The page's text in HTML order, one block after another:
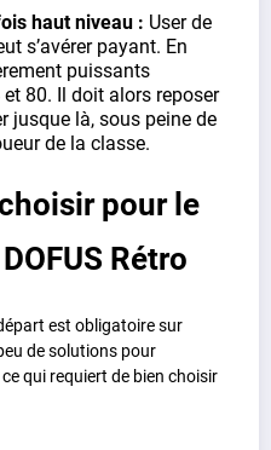
haut niveau : User de
s’avérer payant. En
puissants
80. Il doit alors reposer
jusque là, sous peine de
de la classe.
pour le
Rétro
est obligatoire sur
de solutions pour
qui requiert de bien choisir